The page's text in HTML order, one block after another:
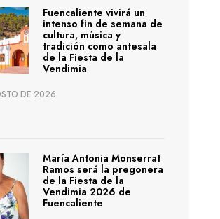
Fuencaliente vivirá un
intenso fin de semana de
cultura, música y
tradición como antesala
de la Fiesta de la
Vendimia
DE 2026
María Antonia Monserrat
Ramos será la pregonera
de la Fiesta de la
Vendimia 2026 de
Fuencaliente